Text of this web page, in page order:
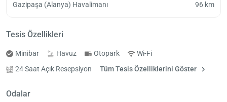
Gazipaşa (Alanya) Havalimanı
96 km
Tesis Özellikleri
Minibar Havuz Otopark
Wi-Fi
24 Saat Açık Resepsiyon
Tüm Tesis Özelliklerini Göster
Odalar